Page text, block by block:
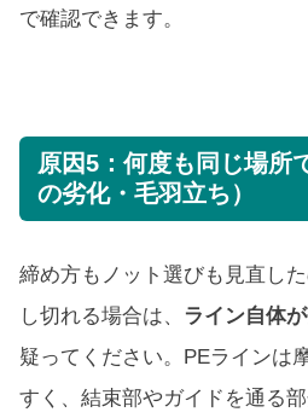
で確認できます。
原因5：何度も同じ場所
の劣化・毛羽立ち）
締め方もノット選びも見直し
し切れる場合は、 ライン自体
疑ってください。PEラインは
すく、結束部やガイドを通る